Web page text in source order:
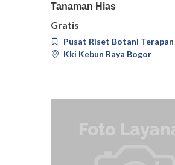
Tanaman Hias
Gratis
Pusat Riset Botani Terapan
Kki Kebun Raya Bogor